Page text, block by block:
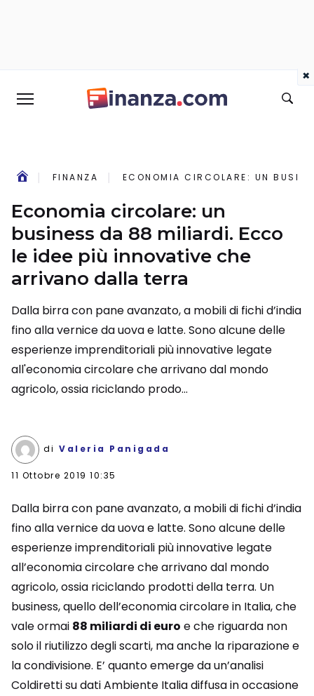
FINANZA ECONOMIA CIRCOLARE: UN
Economia circolare: un
business da 88 miliardi. Ecco
le idee più innovative che
arrivano dalla terra
Dalla birra con pane avanzato, a mobili di fichi d’india
fino alla vernice da uova e latte. Sono alcune delle
esperienze imprenditoriali più innovative legate
all'economia circolare che arrivano dal mondo
agricolo, ossia riciclando prodo...
di Valeria Panigada
11 Ottobre 2019 10:35
Dalla birra con pane avanzato, a mobili di fichi d’india
fino alla vernice da uova e latte. Sono alcune delle
esperienze imprenditoriali più innovative legate
all’economia circolare che arrivano dal mondo
agricolo, ossia riciclando prodotti della terra. Un
business, quello dell’economia circolare in Italia, che
vale ormai 88 miliardi di euro e che riguarda non
solo il riutilizzo degli scarti, ma anche la riparazione e
la condivisione. E’ quanto emerge da un’analisi
Coldiretti su dati Ambiente Italia diffusa in occasione
×